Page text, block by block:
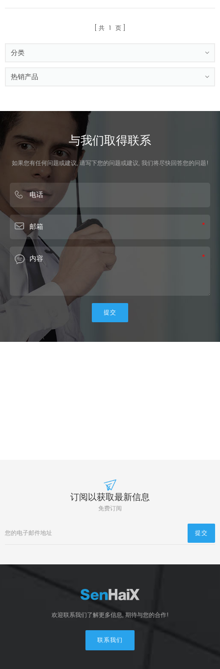
共 1 页
分类
热销产品
与我们取得联系
如果您有任何问题或建议, 请写下您的问题或建议, 我们将尽快回答您的问题!
订阅以获取最新信息
免费订阅
欢迎联系我们了解更多信息, 期待与您的合作!
联系我们